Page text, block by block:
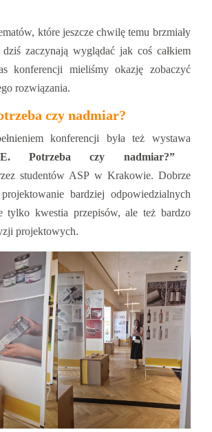
które jeszcze chwilę temu brzmiały
zaczynają wyglądać jak coś całkiem
konferencji mieliśmy okazję zobaczyć
rozwiązania.
czy nadmiar?
konferencji była też wystawa
Potrzeba czy nadmiar?”
studentów ASP w Krakowie. Dobrze
bardziej odpowiedzialnych
tylko kwestia przepisów, ale też bardzo
projektowych.